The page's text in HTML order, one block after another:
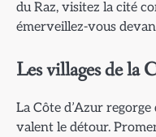
du Raz, visitez la cité
émerveillez-vous
Les villages de la
La Côte d’Azur
valent le détour.